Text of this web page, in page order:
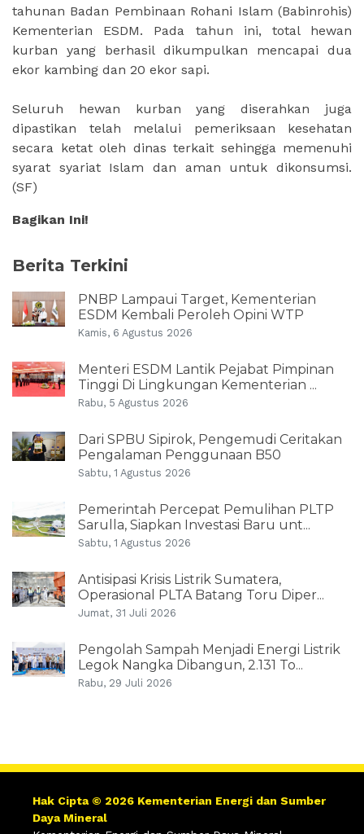
tahunan Badan Pembinaan Rohani Islam (Babinrohis)
Kementerian ESDM. Pada tahun ini, total hewan
kurban yang berhasil dikumpulkan mencapai dua
ekor kambing dan 20 ekor sapi.
Seluruh hewan kurban yang diserahkan juga
dipastikan telah melalui pemeriksaan kesehatan
secara ketat oleh dinas terkait sehingga memenuhi
syarat syariat Islam dan aman untuk dikonsumsi.
(SF)
Bagikan Ini!
Berita Terkini
PNBP Lampaui Target, Kementerian
ESDM Kembali Peroleh Opini WTP
Kamis, 6 Agustus 2026
Menteri ESDM Lantik Pejabat Pimpinan
Tinggi Di Lingkungan Kementerian ...
Rabu, 5 Agustus 2026
Dari SPBU Sipirok, Pengemudi Ceritakan
Pengalaman Penggunaan B50
Sabtu, 1 Agustus 2026
Pemerintah Percepat Pemulihan PLTP
Sarulla, Siapkan Investasi Baru unt...
Sabtu, 1 Agustus 2026
Antisipasi Krisis Listrik Sumatera,
Operasional PLTA Batang Toru Diper...
Jumat, 31 Juli 2026
Pengolah Sampah Menjadi Energi Listrik
Legok Nangka Dibangun, 2.131 To...
Rabu, 29 Juli 2026
Hak Cipta © 2026 Kementerian Energi dan Sumber
Daya Mineral